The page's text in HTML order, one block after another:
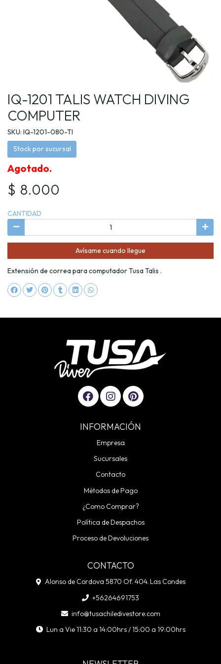
IQ-1201 TALIS WATCH DIVING
COMPUTER
SKU: IQ-1201-080-TI
Stock por sucursal
Agotado.
$ 8.000
CANTIDAD
Avísame cuando llegue
Extensión de correa para computador Tusa Talis .
INFORMACIÓN
Empresa
Sucursales
Contacto
Métodos de Pago
¿Como Comprar?
Política de Despachos
Proceso de Devoluciones
CONTACTO
Alonso de Cordova 5870 Of. 404. Las Condes
+56264691753
info@tusachiledivestore.com
Lun a Vie 11:30 a 14:00hrs / 15:00 a 19:00hrs